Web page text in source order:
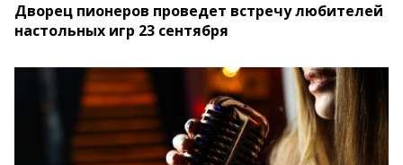
Дворец пионеров проведет встречу любителей
настольных игр 23 сентября